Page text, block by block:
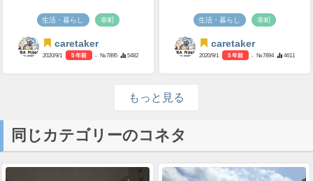
生活・暮らし 幸町
caretaker
2020/9/1 5 年前 - №7895 5482
生活・暮らし 幸町
caretaker
2020/9/1 5 年前 - №7894 4611
もっと見る
同じカテゴリーのコネタ